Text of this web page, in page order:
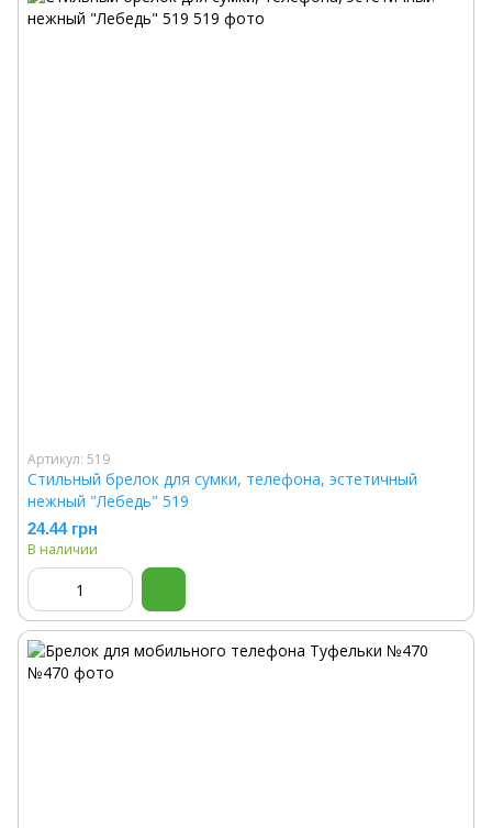
Артикул: 519
Стильный брелок для сумки, телефона, эстетичный
нежный "Лебедь" 519
24.44 грн
В наличии